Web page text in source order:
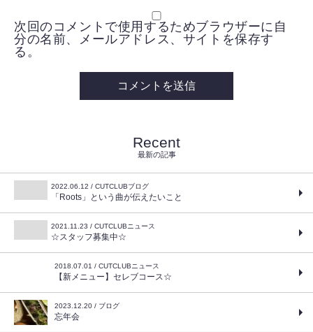
次回のコメントで使用するためブラウザーに自
分の名前、メールアドレス、サイトを保存す
る。
Recent
最新の記事
2022.06.12 / CUTCLUBブログ
「Roots」という曲が伝えたいこと
2021.11.23 / CUTCLUBニュース
☆スタッフ募集中☆
2018.07.01 / CUTCLUBニュース
【新メニュー】セレブコース☆
2023.12.20 / ブログ
忘年会